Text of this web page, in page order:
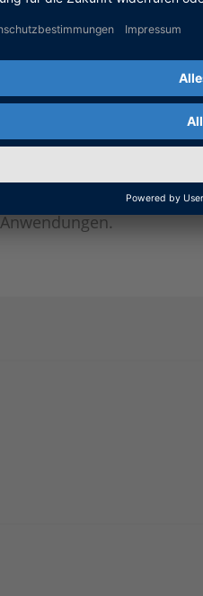
Portfolio umfasst
FPGA-Plattformen und
Portfolio bietet außerdem
mit realer Leistung,
für die I/O-
sowie
Antriebe,
Die dSPACE
in